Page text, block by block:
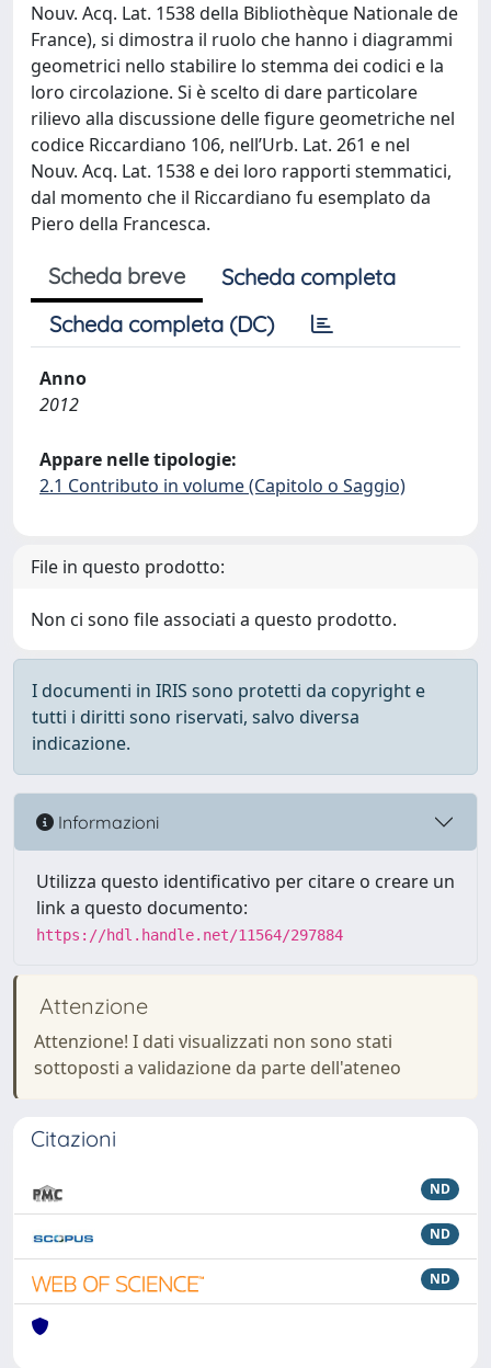
Nouv. Acq. Lat. 1538 della Bibliothèque Nationale de
France), si dimostra il ruolo che hanno i diagrammi
geometrici nello stabilire lo stemma dei codici e la
loro circolazione. Si è scelto di dare particolare
rilievo alla discussione delle figure geometriche nel
codice Riccardiano 106, nell’Urb. Lat. 261 e nel
Nouv. Acq. Lat. 1538 e dei loro rapporti stemmatici,
dal momento che il Riccardiano fu esemplato da
Piero della Francesca.
Scheda breve
Scheda completa
Scheda completa (DC)
Anno
2012
Appare nelle tipologie:
2.1 Contributo in volume (Capitolo o Saggio)
File in questo prodotto:
Non ci sono file associati a questo prodotto.
I documenti in IRIS sono protetti da copyright e
tutti i diritti sono riservati, salvo diversa
indicazione.
Informazioni
Utilizza questo identificativo per citare o creare un
link a questo documento:
https://hdl.handle.net/11564/297884
Attenzione
Attenzione! I dati visualizzati non sono stati
sottoposti a validazione da parte dell'ateneo
Citazioni
ND
ND
ND